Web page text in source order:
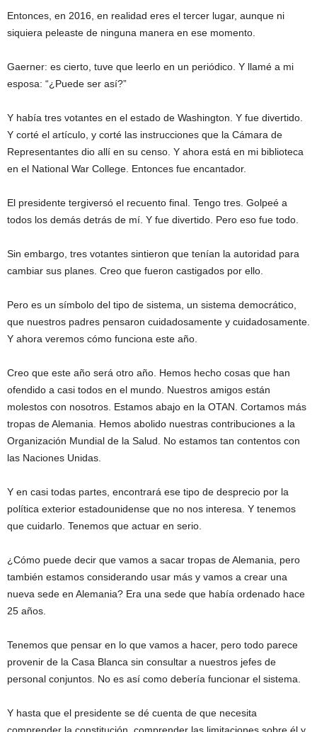
Entonces, en 2016, en realidad eres el tercer lugar, aunque ni
siquiera peleaste de ninguna manera en ese momento.
Gaerner: es cierto, tuve que leerlo en un periódico. Y llamé a mi
esposa: “¿Puede ser así?”
Y había tres votantes en el estado de Washington. Y fue divertido.
Y corté el artículo, y corté las instrucciones que la Cámara de
Representantes dio allí en su censo. Y ahora está en mi biblioteca
en el National War College. Entonces fue encantador.
El presidente tergiversó el recuento final. Tengo tres. Golpeé a
todos los demás detrás de mí. Y fue divertido. Pero eso fue todo.
Sin embargo, tres votantes sintieron que tenían la autoridad para
cambiar sus planes. Creo que fueron castigados por ello.
Pero es un símbolo del tipo de sistema, un sistema democrático,
que nuestros padres pensaron cuidadosamente y cuidadosamente.
Y ahora veremos cómo funciona este año.
Creo que este año será otro año. Hemos hecho cosas que han
ofendido a casi todos en el mundo. Nuestros amigos están
molestos con nosotros. Estamos abajo en la OTAN. Cortamos más
tropas de Alemania. Hemos abolido nuestras contribuciones a la
Organización Mundial de la Salud. No estamos tan contentos con
las Naciones Unidas.
Y en casi todas partes, encontrará ese tipo de desprecio por la
política exterior estadounidense que no nos interesa. Y tenemos
que cuidarlo. Tenemos que actuar en serio.
¿Cómo puede decir que vamos a sacar tropas de Alemania, pero
también estamos considerando usar más y vamos a crear una
nueva sede en Alemania? Era una sede que había ordenado hace
25 años.
Tenemos que pensar en lo que vamos a hacer, pero todo parece
provenir de la Casa Blanca sin consultar a nuestros jefes de
personal conjuntos. No es así como debería funcionar el sistema.
Y hasta que el presidente se dé cuenta de que necesita